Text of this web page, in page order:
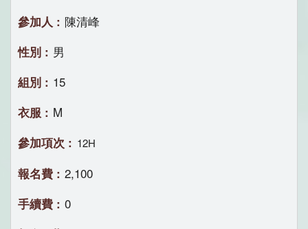
陳清峰
男
15
M
12H
2,100
0